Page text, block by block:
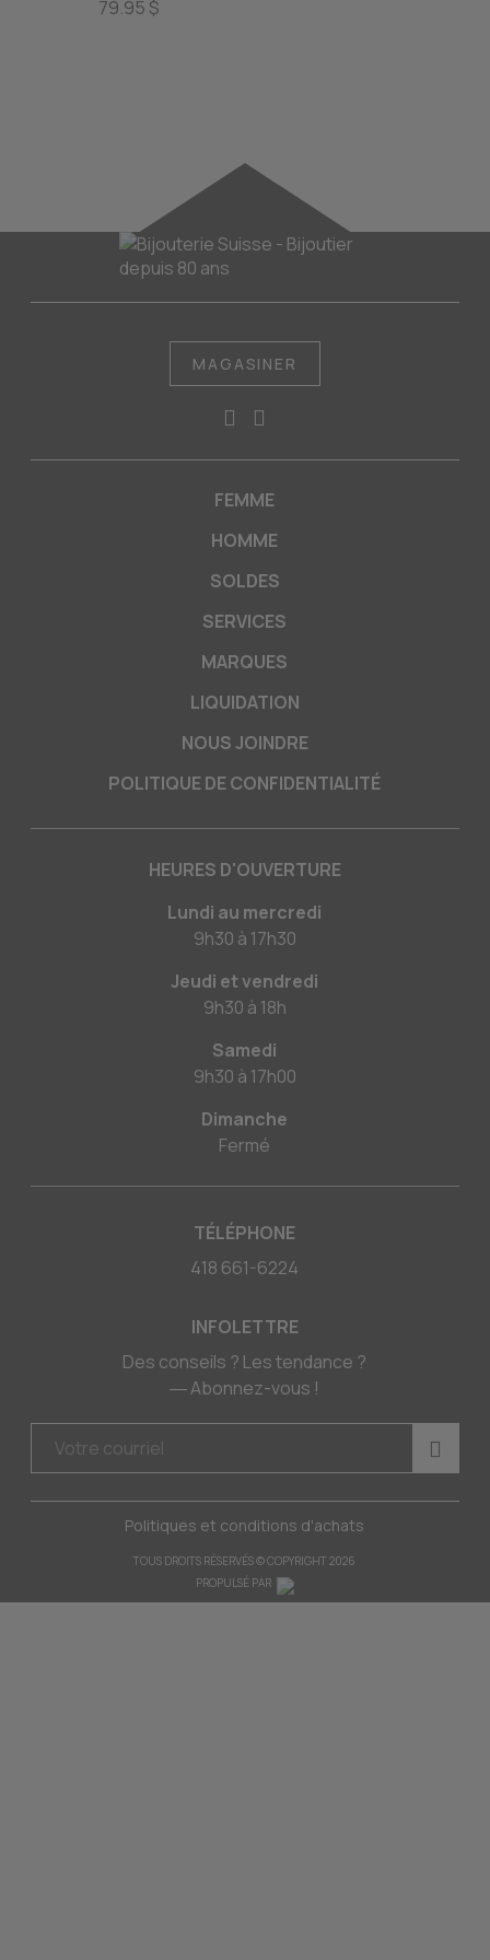
79.95 $
MAGASINER
FEMME
HOMME
SOLDES
SERVICES
MARQUES
LIQUIDATION
NOUS JOINDRE
POLITIQUE DE CONFIDENTIALITÉ
HEURES D'OUVERTURE
Lundi au mercredi
9h30 à 17h30
Jeudi et vendredi
9h30 à 18h
Samedi
9h30 à 17h00
Dimanche
Fermé
TÉLÉPHONE
418 661-6224
INFOLETTRE
Des conseils ? Les tendance ?
― Abonnez-vous !
Politiques et conditions d'achats
TOUS DROITS RÉSERVÉS © COPYRIGHT 2026
PROPULSÉ PAR